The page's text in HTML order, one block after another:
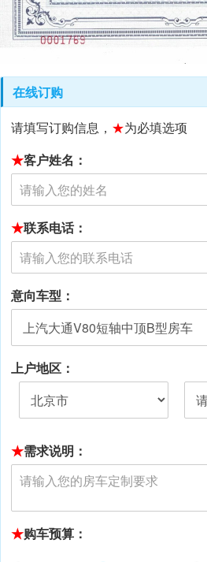
在线订购
请填写订购信息， ★为必填选项
★客户姓名：
★联系电话：
意向车型：
上户地区：
★需求说明：
★购车预算：